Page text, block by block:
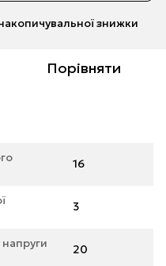
знижки
Порівняти
16
3
напруги
20